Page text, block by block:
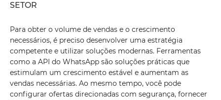
SETOR
Para obter o volume de vendas e o crescimento
necessários, é preciso desenvolver uma estratégia
competente e utilizar soluções modernas. Ferramentas
como a API do WhatsApp são soluções práticas que
estimulam um crescimento estável e aumentam as
vendas necessárias. Ao mesmo tempo, você pode
configurar ofertas direcionadas com segurança, fornecer